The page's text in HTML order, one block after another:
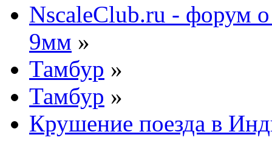
NscaleClub.ru - форум
9мм »
Тамбур »
Тамбур »
Крушение поезда в